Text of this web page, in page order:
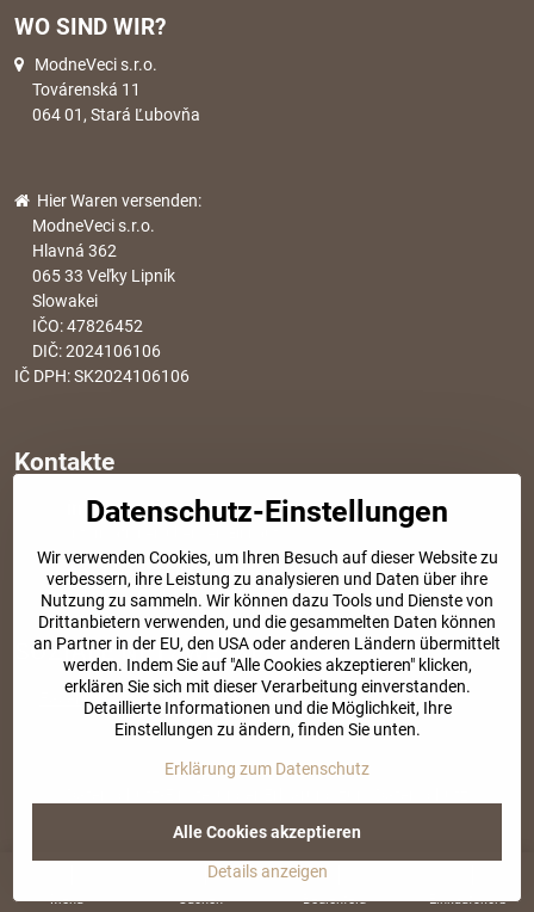
WO SIND WIR?
ModneVeci s.r.o.
Továrenská 11
064 01, Stará Ľubovňa
Hier Waren versenden:
ModneVeci s.r.o.
Hlavná 362
065 33 Veľky Lipník
Slowakei
IČO: 47826452
DIČ: 2024106106
IČ DPH: SK2024106106
Kontakte
info​@modischesachen​.de
+421 917 917 801
Tel. Kundenservice von 8:30 bis 15:00
SOZIALE NETZWERKE
Facebook Instagram
©2026Urheberrecht
Datenschutz-Einstellungen
Wir verwenden Cookies, um Ihren Besuch auf dieser Website zu
verbessern, ihre Leistung zu analysieren und Daten über ihre
Nutzung zu sammeln. Wir können dazu Tools und Dienste von
Drittanbietern verwenden, und die gesammelten Daten können
an Partner in der EU, den USA oder anderen Ländern übermittelt
werden. Indem Sie auf "Alle Cookies akzeptieren" klicken,
erklären Sie sich mit dieser Verarbeitung einverstanden.
Detaillierte Informationen und die Möglichkeit, Ihre
Einstellungen zu ändern, finden Sie unten.
Erklärung zum Datenschutz
Details anzeigen
Alle Cookies akzeptieren